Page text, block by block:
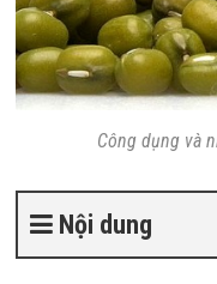
Công dụng và
Nội dung